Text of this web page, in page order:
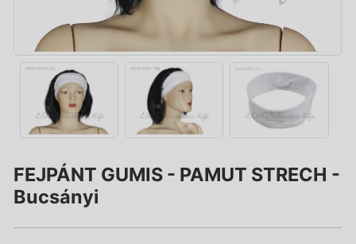
FEJPÁNT GUMIS - PAMUT STRECH -
Bucsányi